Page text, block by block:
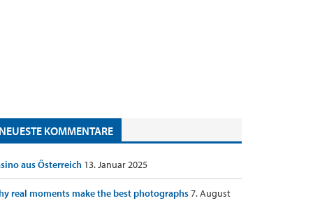
NEUESTE KOMMENTARE
aus Österreich 13. Januar 2025
real moments make the best photographs7. August